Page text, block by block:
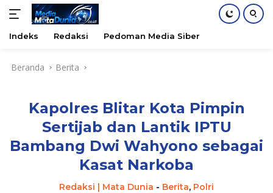
Indeks Redaksi Pedoman Media Siber
Beranda Berita
Kapolres Blitar Kota Pimpin
Sertijab dan Lantik IPTU
Bambang Dwi Wahyono sebagai
Kasat Narkoba
Redaksi | Mata Dunia - Berita, Polri